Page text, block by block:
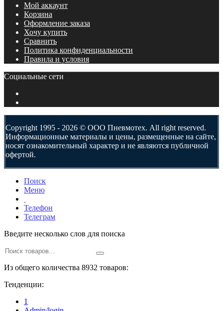
Мой аккаунт
Корзина
Оформление заказа
Хочу купить
Сравнить
Политика конфиденциальности
Правила и условия
Социальные сети
Copyright 1995 - 2026 © ООО Пневмотех. All right reserved.
Информационные материалы и цены, размещенные на сайте,
носят ознакомительный характер и не являются публичной
офертой.
Поиск
Меню
Телефон
Телеграм
Введите несколько слов для поиска
Из общего количества 8932 товаров:
Тенденции:
1